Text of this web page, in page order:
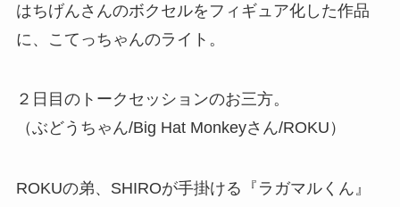
はちげんさんのボクセルをフィギュア化した作品
に、こてっちゃんのライト。
２日目のトークセッションのお三方。
（ぶどうちゃん/Big Hat Monkeyさん/ROKU）
ROKUの弟、SHIROが手掛ける『ラガマルくん』